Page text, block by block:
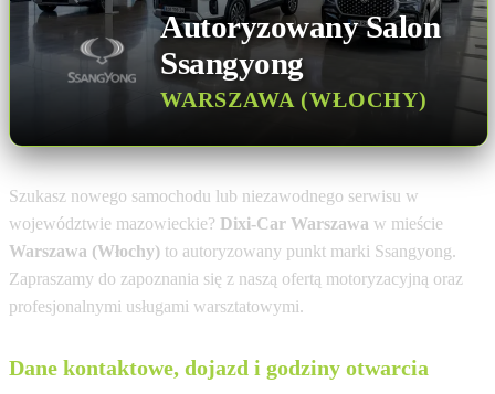
Autoryzowany Salon
Ssangyong
WARSZAWA (WŁOCHY)
Szukasz nowego samochodu lub niezawodnego serwisu w
województwie mazowieckie? Dixi-Car Warszawa w mieście
Warszawa (Włochy) to autoryzowany punkt marki Ssangyong.
Zapraszamy do zapoznania się z naszą ofertą motoryzacyjną oraz
profesjonalnymi usługami warsztatowymi.
Dane kontaktowe, dojazd i godziny otwarcia